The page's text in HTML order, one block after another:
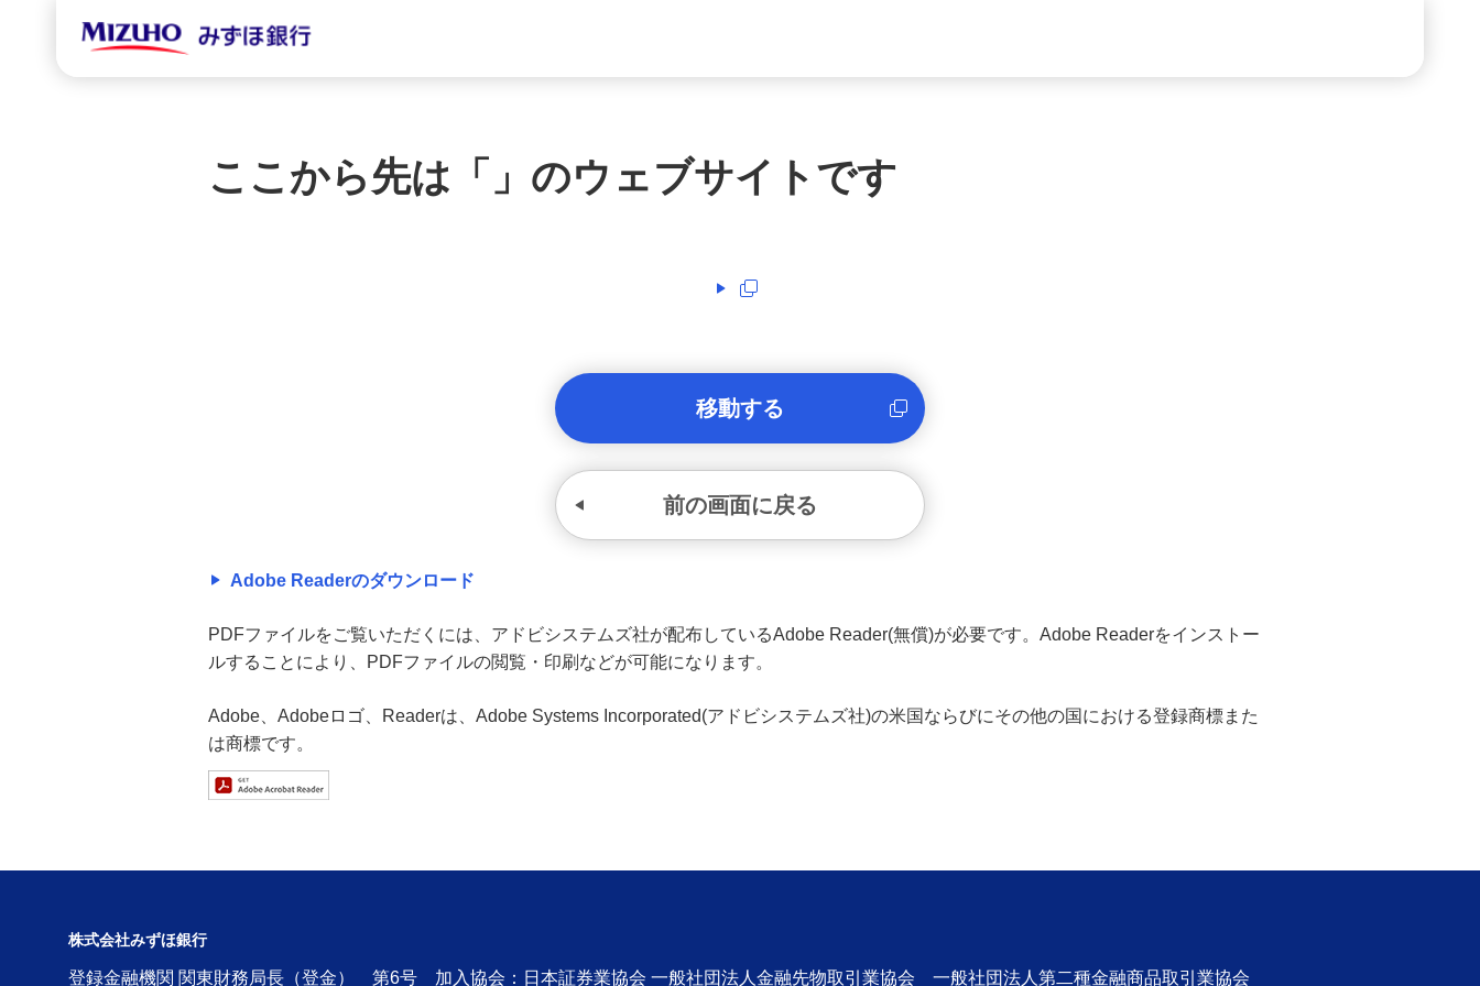
ここから先は「 」のウェブサイトです
移動する
前の画面に戻る
Adobe Readerのダウンロード
PDFファイルをご覧いただくには、アドビシステムズ社が配布しているAdobe Reader(無償)が必要です。Adobe Readerをインストー
ルすることにより、PDFファイルの閲覧・印刷などが可能になります。
Adobe、Adobeロゴ、Readerは、Adobe Systems Incorporated(アドビシステムズ社)の米国ならびにその他の国における登録商標また
は商標です。
株式会社みずほ銀行
登録金融機関 関東財務局長（登金） 第6号 加入協会：日本証券業協会 一般社団法人金融先物取引業協会 一般社団法人第二種金融商品取引業協会